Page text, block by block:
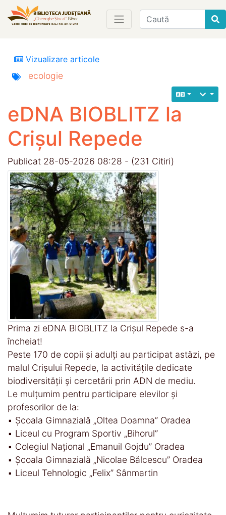
Find
Vizualizare articole
ecologie
eDNA BIOBLITZ la
Crișul Repede
Publicat 28-05-2026 08:28 - (231 Citiri)
Prima zi eDNA BIOBLITZ la Crișul Repede s-a
încheiat!
Peste 170 de copii și adulți au participat astăzi, pe
malul Crișului Repede, la activitățile dedicate
biodiversității și cercetării prin ADN de mediu.
Le mulțumim pentru participare elevilor și
profesorilor de la:
▪️ Școala Gimnazială „Oltea Doamna” Oradea
▪️ Liceul cu Program Sportiv „Bihorul”
▪️ Colegiul Național „Emanuil Gojdu” Oradea
▪️ Școala Gimnazială „Nicolae Bălcescu” Oradea
▪️ Liceul Tehnologic „Felix” Sânmartin